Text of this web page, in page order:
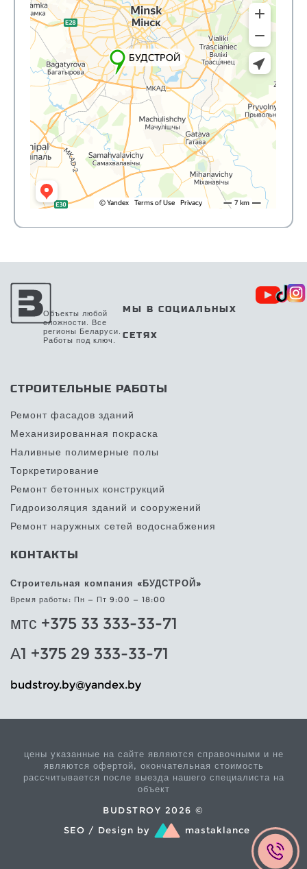
Объекты любой
сложности. Все
регионы Беларуси.
Работы под ключ.
МЫ В СОЦИАЛЬНЫХ
СЕТЯХ
СТРОИТЕЛЬНЫЕ РАБОТЫ
Ремонт фасадов зданий
Механизированная покраска
Наливные полимерные полы
Торкретирование
Ремонт бетонных конструкций
Гидроизоляция зданий и сооружений
Ремонт наружных сетей водоснабжения
КОНТАКТЫ
Строительная компания «БУДСТРОЙ»
Время работы: Пн — Пт 9:00 — 18:00
мтс +375 33 333-33-71
А1 +375 29 333-33-71
yb.xednay
@yb.yortsdub
цены указанные на сайте являются справочными и не
являются офертой, окончательная стоимость
рассчитывается после выезда нашего специалиста на
объект
BUDSTROY 2026 ©
SEO / Design by
mastaklance